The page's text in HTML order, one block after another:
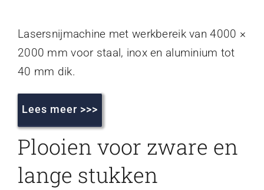
Lasersnijmachine met werkbereik van 4000 ×
2000 mm voor staal, inox en aluminium tot
40 mm dik.
Lees meer >>>
Plooien voor zware en
lange stukken